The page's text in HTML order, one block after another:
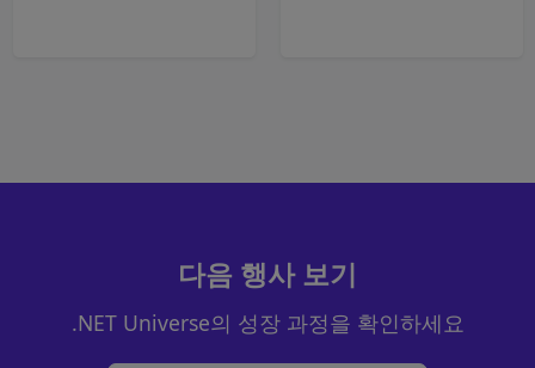
다음 행사 보기
.NET Universe의 성장 과정을 확인하세요